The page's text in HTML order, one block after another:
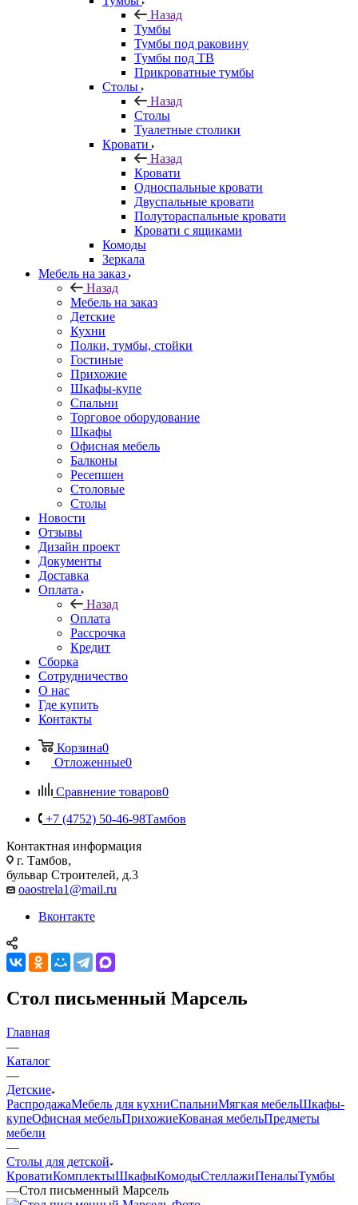
Назад
Тумбы
Тумбы под раковину
Тумбы под ТВ
Прикроватные тумбы
Столы
Назад
Столы
Туалетные столики
Кровати
Назад
Кровати
Односпальные кровати
Двуспальные кровати
Полутораспальные кровати
Кровати с ящиками
Комоды
Зеркала
Мебель на заказ
Назад
Мебель на заказ
Детские
Кухни
Полки, тумбы, стойки
Гостиные
Прихожие
Шкафы-купе
Спальни
Торговое оборудование
Шкафы
Офисная мебель
Балконы
Ресепшен
Столовые
Столы
Новости
Отзывы
Дизайн проект
Документы
Доставка
Оплата
Назад
Оплата
Рассрочка
Кредит
Сборка
Сотрудничество
О нас
Где купить
Контакты
Корзина0
Отложенные0
Сравнение товаров0
+7 (4752) 50-46-98Тамбов
Контактная информация
г. Тамбов,
бульвар Строителей, д.3
oaostrela1@mail.ru
Вконтакте
Стол письменный Марсель
Главная
—
Каталог
—
Детские
РаспродажаМебель для кухниСпальниМягкая мебельШкафы-
купеОфисная мебельПрихожиеКованая мебельПредметы
мебели
—
Столы для детской
КроватиКомплектыШкафыКомодыСтеллажиПеналыТумбы
—Стол письменный Марсель